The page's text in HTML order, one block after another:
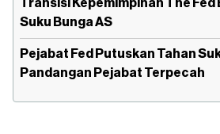
Transisi Kepemimpinan The Fed
Suku Bunga AS
Pejabat Fed Putuskan Tahan
Pandangan Pejabat Terpecah